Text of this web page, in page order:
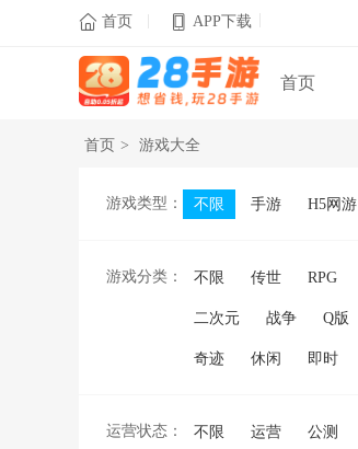
 首页 APP下载
首页
首页 > 游戏大全
游戏类型： 不限 手游 H5网游
游戏分类： 不限 传世 RPG
二次元 战争 Q版
奇迹 休闲 即时
运营状态： 不限 运营 公测